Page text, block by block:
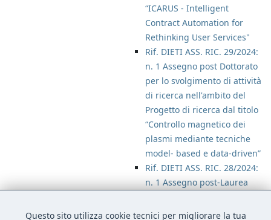
“ICARUS - Intelligent
Contract Automation for
Rethinking User Services"
Rif. DIETI ASS. RIC. 29/2024:
n. 1 Assegno post Dottorato
per lo svolgimento di attività
di ricerca nell'ambito del
Progetto di ricerca dal titolo
“Controllo magnetico dei
plasmi mediante tecniche
model- based e data-driven”
Rif. DIETI ASS. RIC. 28/2024:
n. 1 Assegno post-Laurea
di ricerca nell'ambito del
Questo sito utilizza cookie tecnici per migliorare la tua